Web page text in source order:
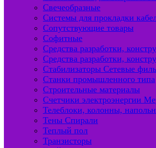
Свечеобразные
Системы для прокладки
Сопутствующие товары
Софитные
Средства разработки,
Средства разработки,
Стабилизаторы Сетевые
Станки промышленного типа
Строительные материалы
Счетчики электроэнергии
Телеблоки, колонны,
Тены Спирали
Теплый пол
Транзисторы